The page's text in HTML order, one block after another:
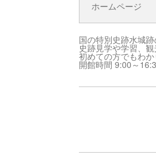
ホームページ
国の特別史跡水城
史跡見学や学習、
初めての方でもわ
開館時間 9:00～